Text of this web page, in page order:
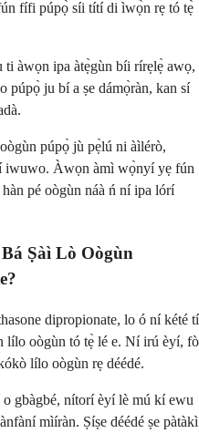
fífi púpọ̀ síi títí di ìwọ̀n rẹ tó tẹ̀
àwọn ipa àtẹ̀gùn bíi rírẹlẹ̀ awọ,
púpọ̀ ju bí a ṣe dámọ̀ràn, kan sí
púpọ̀ jù pẹ̀lú ni àìlérò,
iwuwo. Àwọn àmì wọ̀nyí yẹ fún
pé oògùn náà ń ní ipa lórí
Ṣàì Lò Oògùn
dipropionate, lo ó ní kété tí
lílo oògùn tó tẹ̀ lé e. Ní irú èyí, fò
lílo oògùn rẹ déédé.
gbàgbé, nítorí èyí lè mú kí ewu
mìíràn. Ṣíṣe déédé ṣe pàtàkì